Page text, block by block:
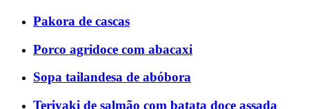
Pakora de cascas
Porco agridoce com abacaxi
Sopa tailandesa de abóbora
Teriyaki de salmão com batata doce assada